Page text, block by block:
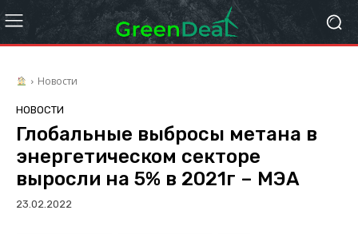
Новости
НОВОСТИ
Глобальные выбросы метана в
энергетическом секторе
выросли на 5% в 2021г – МЭА
23.02.2022